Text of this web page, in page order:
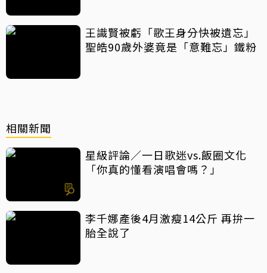
王識賢被虧「歌王身分快被遺忘」
聖皓90歲外婆竟是「意難忘」鐵粉
相關新聞
星級評論／一日歌迷vs.飯圈文化
「你真的懂看演唱會嗎？」
李千娜產後4月激瘦14公斤 再拚一
胎全說了